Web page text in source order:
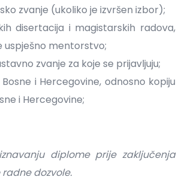
zvanje (ukoliko je izvršen izbor);
disertacija i magistarskih radova,
uspješno mentorstvo;
zvanje za koje se prijavljuju;
i Hercegovine, odnosno kopiju
i Hercegovine;
diplome prije zaključenja
dozvole.